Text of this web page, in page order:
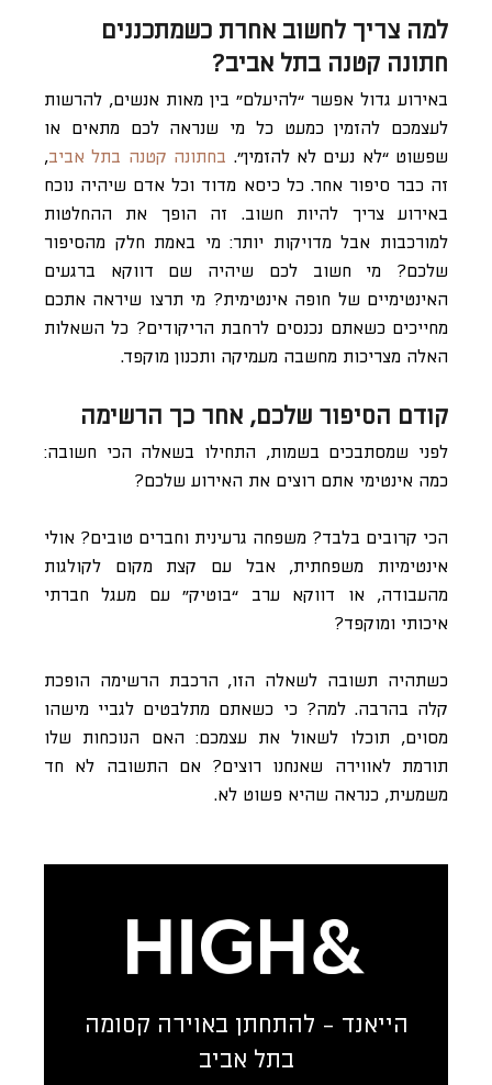
למה צריך לחשוב אחרת כשמתכננים
חתונה קטנה בתל אביב?
באירוע גדול אפשר “להיעלם” בין מאות אנשים, להרשות
לעצמכם להזמין כמעט כל מי שנראה לכם מתאים או
שפשוט “לא נעים לא להזמין”. בחתונה קטנה בתל אביב,
זה כבר סיפור אחר. כל כיסא מדוד וכל אדם שיהיה נוכח
באירוע צריך להיות חשוב. זה הופך את ההחלטות
למורכבות אבל מדויקות יותר: מי באמת חלק מהסיפור
שלכם? מי חשוב לכם שיהיה שם דווקא ברגעים
האינטימיים של חופה אינטימית? מי תרצו שיראה אתכם
מחייכים כשאתם נכנסים לרחבת הריקודים? כל השאלות
האלה מצריכות מחשבה מעמיקה ותכנון מוקפד.
קודם הסיפור שלכם, אחר כך הרשימה
לפני שמסתבכים בשמות, התחילו בשאלה הכי חשובה:
כמה אינטימי אתם רוצים את האירוע שלכם?
הכי קרובים בלבד? משפחה גרעינית וחברים טובים? אולי
אינטימיות משפחתית, אבל עם קצת מקום לקולגות
מהעבודה, או דווקא ערב “בוטיק” עם מעגל חברתי
איכותי ומוקפד?
כשתהיה תשובה לשאלה הזו, הרכבת הרשימה הופכת
קלה בהרבה. למה? כי כשאתם מתלבטים לגביי מישהו
מסוים, תוכלו לשאול את עצמכם: האם הנוכחות שלו
תורמת לאווירה שאנחנו רוצים? אם התשובה לא חד
משמעית, כנראה שהיא פשוט לא.
הייאנד - להתחתן באוירה קסומה
בתל אביב